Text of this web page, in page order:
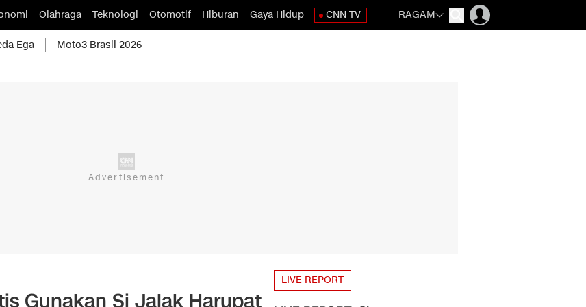
Olahraga Teknologi Otomotif Hiburan Gaya Hidup CNN TV RAGAM
Ega Moto3 Brasil 2026
Gunakan Si Jalak Harupat
LIVE REPORT